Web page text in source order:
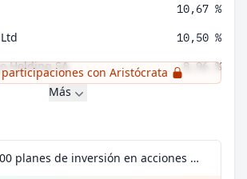
10,67 %
10,50 %
Holding SA 8,96 %
con Aristócrata
Más
Más de 4.500 planes de inversión en acciones desde 1 €